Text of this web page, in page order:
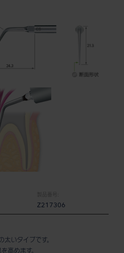
製品番号:
Z217306
いタイプです。
高めます。